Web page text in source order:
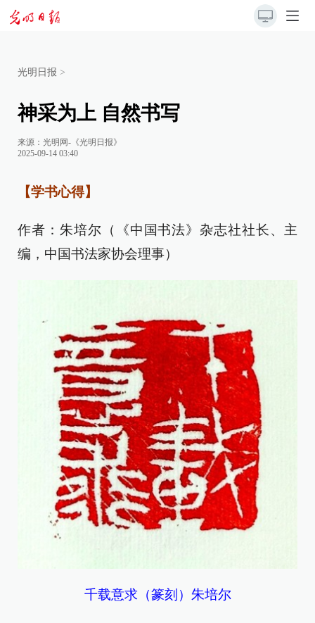
光明日报 >
神采为上 自然书写
来源： 光明网-《光明日报》
2025-09-14 03:40
【学书心得】
作者：朱培尔（《中国书法》杂志社社长、主
编，中国书法家协会理事）
千载意求（篆刻）朱培尔